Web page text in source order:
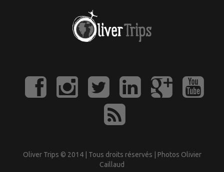
Oliver Trips © 2014 | Tous droits réservés | Photos Olivier
Caillaud